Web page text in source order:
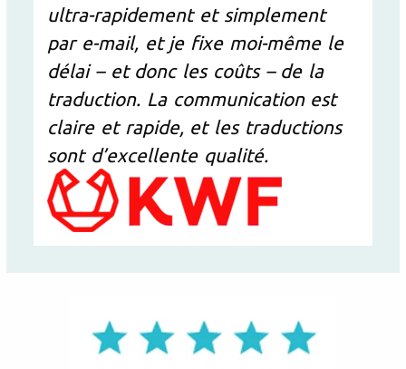
ultra-rapidement et simplement
par e-mail, et je fixe moi-même le
délai – et donc les coûts – de la
traduction. La communication est
claire et rapide, et les traductions
sont d’excellente qualité.